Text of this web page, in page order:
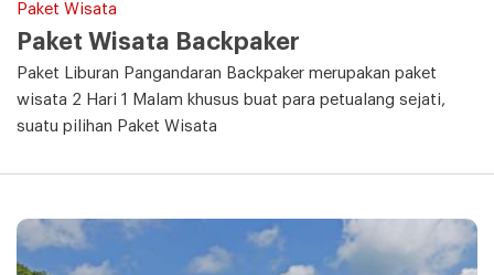
Paket Wisata
Paket Wisata Backpaker
Paket Liburan Pangandaran Backpaker merupakan paket
wisata 2 Hari 1 Malam khusus buat para petualang sejati,
suatu pilihan Paket Wisata